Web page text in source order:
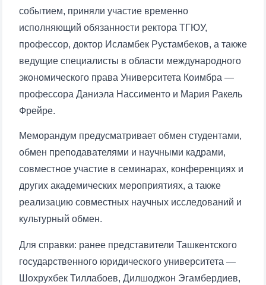
событием, приняли участие временно
исполняющий обязанности ректора ТГЮУ,
профессор, доктор Исламбек Рустамбеков, а также
ведущие специалисты в области международного
экономического права Университета Коимбра —
профессора Даниэла Нассименто и Мария Ракель
Фрейре.
Меморандум предусматривает обмен студентами,
обмен преподавателями и научными кадрами,
совместное участие в семинарах, конференциях и
других академических мероприятиях, а также
реализацию совместных научных исследований и
культурный обмен.
Для справки: ранее представители Ташкентского
государственного юридического университета —
Шохрухбек Тиллабоев, Дилшоджон Эгамбердиев,